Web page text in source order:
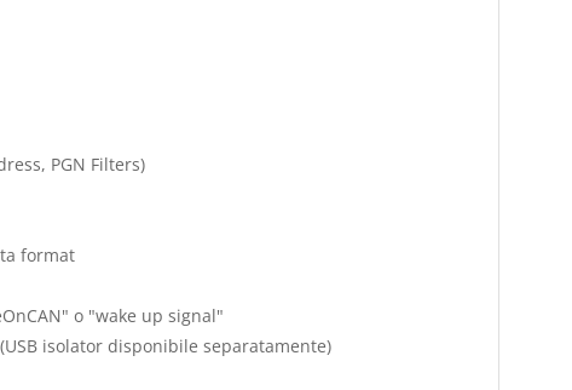
PGN Filters)
format
o "wake up signal"
isolator disponibile separatamente)